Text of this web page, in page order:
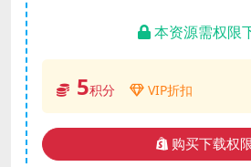
本资源需权限
5积分 VIP折扣
购买下载权